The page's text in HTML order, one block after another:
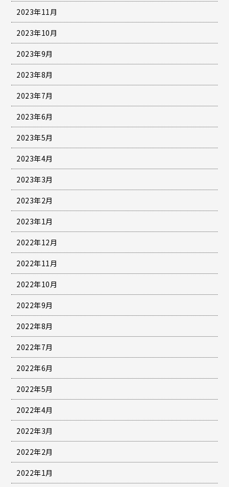
2023年11月
2023年10月
2023年9月
2023年8月
2023年7月
2023年6月
2023年5月
2023年4月
2023年3月
2023年2月
2023年1月
2022年12月
2022年11月
2022年10月
2022年9月
2022年8月
2022年7月
2022年6月
2022年5月
2022年4月
2022年3月
2022年2月
2022年1月